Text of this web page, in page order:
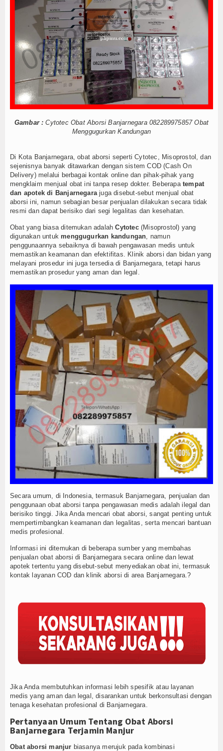
Internasional
Teknologi
Koleksi Video
Album Foto
E-Learning
Konsultasi
Lainnya
Kesehatan
Kuliner
Dalam Negeri
Luar Negeri
Hubungi Kami
Gambar : Cytotec Obat Aborsi Banjarnegara 082289975857 Obat
Menggugurkan Kandungan
Di Kota Banjarnegara, obat aborsi seperti Cytotec, Misoprostol, dan
sejenisnya banyak ditawarkan dengan sistem COD (Cash On
Delivery) melalui berbagai kontak online dan pihak-pihak yang
mengklaim menjual obat ini tanpa resep dokter. Beberapa tempat
dan apotek di Banjarnegara juga disebut-sebut menjual obat
aborsi ini, namun sebagian besar penjualan dilakukan secara tidak
resmi dan dapat berisiko dari segi legalitas dan kesehatan.
Obat yang biasa ditemukan adalahCytotec(Misoprostol) yang
digunakan untukmenggugurkan kandungan , namun
penggunaannya sebaiknya di bawah pengawasan medis untuk
memastikan keamanan dan efektifitas. Klinik aborsi dan bidan yang
melayani prosedur ini juga tersedia di Banjarnegara, tetapi harus
memastikan prosedur yang aman dan legal.
Secara umum, di Indonesia, termasuk Banjarnegara, penjualan dan
penggunaan obat aborsi tanpa pengawasan medis adalah ilegal dan
berisiko tinggi. Jika Anda mencari obat aborsi, sangat penting untuk
mempertimbangkan keamanan dan legalitas, serta mencari bantuan
medis profesional.
Informasi ini ditemukan di beberapa sumber yang membahas
penjualan obat aborsi di Banjarnegara secara online dan lewat
apotek tertentu yang disebut-sebut menyediakan obat ini, termasuk
kontak layanan COD dan klinik aborsi di area Banjarnegara.?
Jika Anda membutuhkan informasi lebih spesifik atau layanan
medis yang aman dan legal, disarankan untuk berkonsultasi dengan
tenaga kesehatan profesional di Banjarnegara.
Pertanyaan Umum Tentang Obat Aborsi
Banjarnegara Terjamin Manjur
Obat aborsi manjur biasanya merujuk pada kombinasi